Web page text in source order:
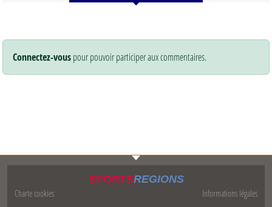
Connectez-vouspour pouvoir participer aux commentaires.
SPORTSREGIONS
Charte cookies
Informations légales